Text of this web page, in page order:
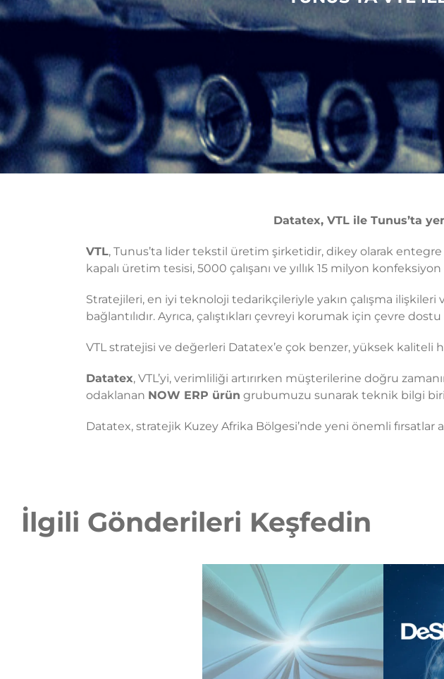
Datatex, VTL ile Tunus’ta
VTL, Tunus’ta lider tekstil üretim şirketidir, dikey olarak
kapalı üretim tesisi, 5000 çalışanı ve yıllık 15 milyon
Stratejileri, en iyi teknoloji tedarikçileriyle yakın çalışma
bağlantılıdır. Ayrıca, çalıştıkları çevreyi korumak için çevre
VTL stratejisi ve değerleri Datatex’e çok benzer, yüksek
Datatex, VTL’yi, verimliliği artırırken müşterilerine doğru
odaklanan NOW ERP ürün grubumuzu sunarak teknik bilgi
Datatex, stratejik Kuzey Afrika Bölgesi’nde yeni önemli
İlgili Gönderileri Keşfedin